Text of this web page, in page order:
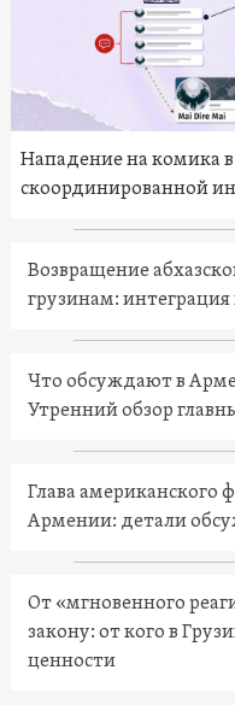
Нападение на комика
скоординированной
Возвращение
грузинам: интеграция
Что обсуждают в
Утренний обзор
Глава американского
Армении: детали
От «мгновенного
закону: от кого в
ценности